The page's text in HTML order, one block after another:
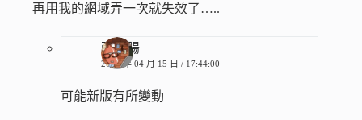
再用我的網域弄一次就失效了…..
張香腸
2014 年 04 月 15 日 / 17:44:00
可能新版有所變動